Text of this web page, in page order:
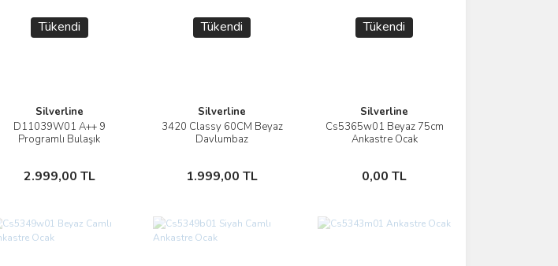
Tükendi
Silverline
D11039W01 A++ 9
Programlı Bulaşık
2.999,00 TL
İncele
Stokta Yok
Tükendi
Silverline
3420 Classy 60CM Beyaz
Davlumbaz
1.999,00 TL
İncele
Stokta Yok
Tükendi
Silverline
Cs5365w01 Beyaz 75cm
Ankastre Ocak
0,00 TL
İncele
Stokta Yok